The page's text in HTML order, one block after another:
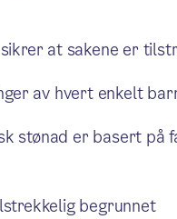
at sakene er
av hvert enkelt
stønad er basert på
begrunnet